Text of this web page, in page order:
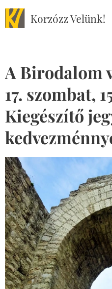
KorzózzVelünk!
A Birodalom
17. szombat,
Kiegészítő